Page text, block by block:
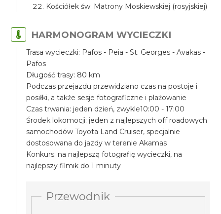
Kościółek św. Matrony Moskiewskiej (rosyjskiej)
HARMONOGRAM WYCIECZKI
Trasa wycieczki: Pafos - Peia - St. Georges - Avakas -
Pafos
Długość trasy: 80 km
Podczas przejazdu przewidziano czas na postoje i
posiłki, a także sesje fotograficzne i plażowanie
Czas trwania: jeden dzień, zwykle10:00 - 17:00
Środek lokomocji: jeden z najlepszych off roadowych
samochodów Toyota Land Cruiser, specjalnie
dostosowana do jazdy w terenie Akamas
Konkurs: na najlepszą fotografię wycieczki, na
najlepszy filmik do 1 minuty
Przewodnik